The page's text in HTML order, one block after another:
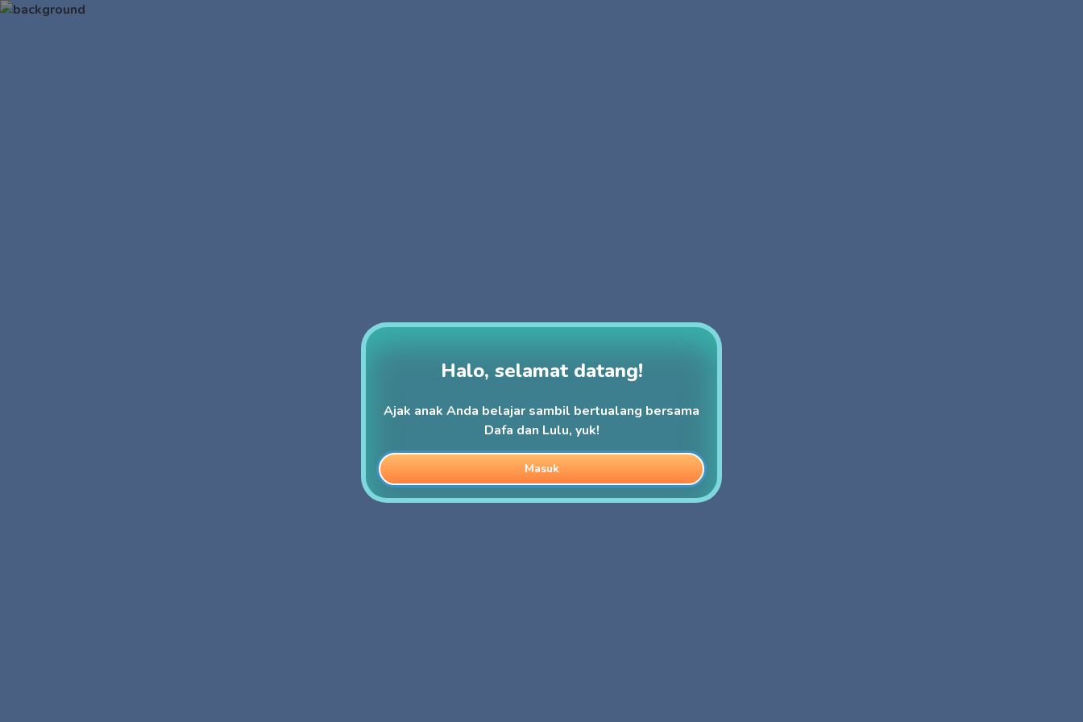
Halo, selamat datang!
Ajak anak Anda belajar sambil bertualang bersama
Dafa dan Lulu, yuk!
Masuk